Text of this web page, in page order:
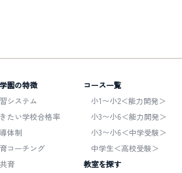
園の特徴
システム
たい学校合格率
体制
コーチング
育
コース一覧
小1〜小2＜能力開発＞
小3〜小6＜能力開発＞
小3〜小6＜中学受験＞
中学生＜高校受験＞
教室を探す